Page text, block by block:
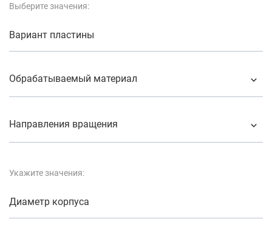
Выберите значения:
Вариант пластины
Обрабатываемый материал
Направления вращения
Укажите значения:
Диаметр корпуса